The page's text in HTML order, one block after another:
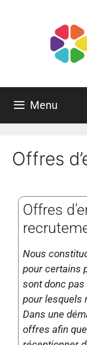
Menu
Offres
Offres
Nous
pour certains
sont donc pas
pour lesquels
Dans une
offres afin